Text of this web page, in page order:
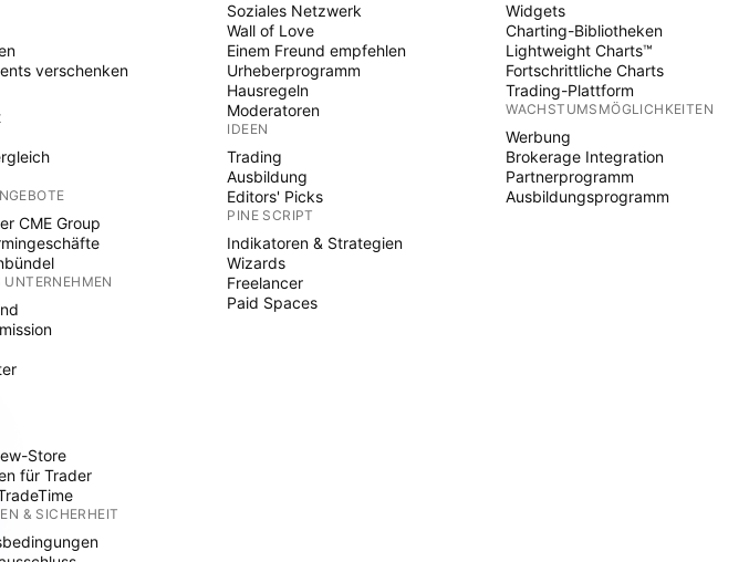
verschenken
CME Group
UNTERNEHMEN
Store
für Trader
& SICHERHEIT
Soziales Netzwerk
Wall of Love
Einem Freund empfehlen
Urheberprogramm
Hausregeln
Moderatoren
IDEEN
Trading
Ausbildung
Editors' Picks
PINE SCRIPT
Indikatoren & Strategien
Wizards
Freelancer
Paid Spaces
Widgets
Charting-Bibliotheken
Lightweight Charts™
Fortschrittliche Charts
Trading-Plattform
WACHSTUMSMÖGLICHKEITEN
Werbung
Brokerage Integration
Partnerprogramm
Ausbildungsprogramm